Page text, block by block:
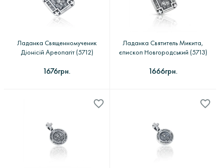
Ладанка Священномученик
Діонісій Ареопагіт (5712)
1676грн.
Ладанка Святитель Микита,
єпископ Новгородський (5713)
1666грн.